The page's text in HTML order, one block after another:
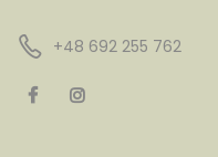
+48 692 255 762